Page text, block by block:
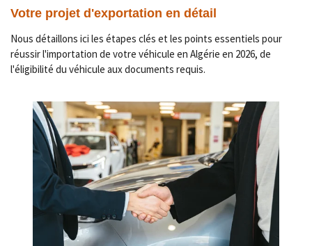
Votre projet d'exportation en détail
Nous détaillons ici les étapes clés et les points essentiels pour
réussir l'importation de votre véhicule en Algérie en 2026, de
l'éligibilité du véhicule aux documents requis.